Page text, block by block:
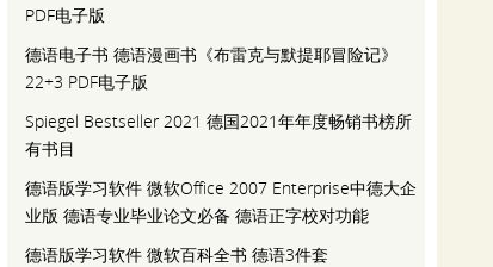
PDF电子版
德语电子书 德语漫画书《布雷克与默提耶冒险记》
22+3 PDF电子版
Spiegel Bestseller 2021 德国2021年年度畅销书榜所
有书目
德语版学习软件 微软Office 2007 Enterprise中德大企
业版 德语专业毕业论文必备 德语正字校对功能
德语版学习软件 微软百科全书 德语3件套